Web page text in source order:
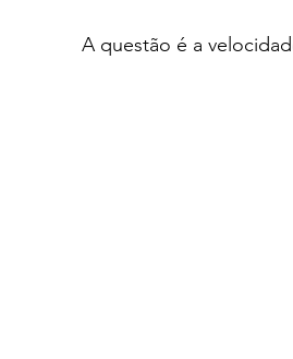
A questão é a